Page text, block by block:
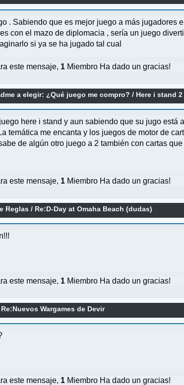
. Sabiendo que es mejor juego a más
con el mazo de diplomacia , sería un juego
si ya se ha jugado tal cual
este mensaje, 1 Miembro Ha dado un gracias!
a elegir: ¿Qué juego me compro? / Here i stand
here i stand y aun sabiendo que su jugo
temática me encanta y los juegos de motor de
de algún otro juego a 2 también con cartas
este mensaje, 1 Miembro Ha dado un gracias!
Reglas / Re:D-Day at Omaha Beach (dudas)
este mensaje, 1 Miembro Ha dado un gracias!
Re:Nuevos Wargames de Devir
este mensaje, 1 Miembro Ha dado un gracias!